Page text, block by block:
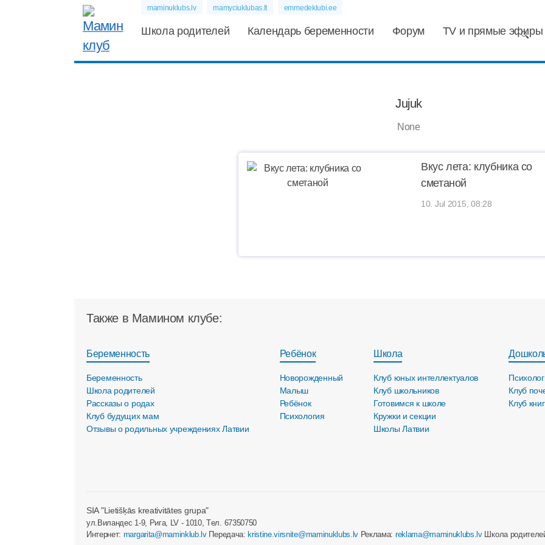
maminuklubs.lv mamyciuklubas.lt emmedeklubi.ee
Школа родителей Календарь беременности Форум TV и прямые эфиры
Jujuk
None
Вкус лета: клубника со
сметаной
10. Jul 2015, 08:28
Также в Мамином клубе:
Беременность
Беременность
Школа родителей
Рассказы о родах
Клуб будущих мам
Отзывы о родильных учреждениях Латвии
Ребёнок
Новорожденный
Малыш
Ребёнок
Психология
Школа
Клуб юных интеллектуалов
Клуб школьников
Готовимся к школе
Кружки и секции
Школы Латвии
Клуб
Клуб
SIA "Lietišķās kreativitātes grupa"
ул.Виландес 1-9, Рига, LV - 1010, Tел. 67350750
Интернет: margarita@maminklub.lvПередача: kristine.virsnite@maminuklubs.lv Реклама: reklama@maminuklubs.lvШкола